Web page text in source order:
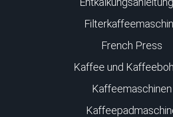
French Press
Kaffee und
Kaffeemaschinen